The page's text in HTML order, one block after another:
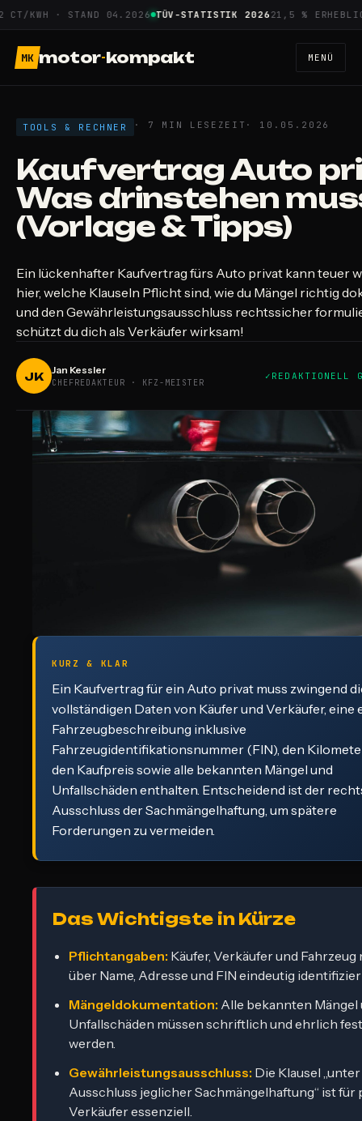
Zum
Inhalt
springen
· STAND 04.2026 TÜV-STATISTIK 202621,5 % ERHEBLICHE
MK motor-kompakt MENÜ
TOOLS & RECHNER · 7 MIN LESEZEIT · 10.05.2026
Kaufvertrag Auto
Was drinstehen
(Vorlage & Tipps)
Ein lückenhafter Kaufvertrag fürs Auto privat kann teuer
hier, welche Klauseln Pflicht sind, wie du Mängel richtig
und den Gewährleistungsausschluss rechtssicher
schützt du dich als Verkäufer wirksam!
JK Jan Kessler
CHEFREDAKTEUR · KFZ-MEISTER
REDAKTIONELL
KURZ & KLAR
Ein Kaufvertrag für ein Auto privat muss zwingend
vollständigen Daten von Käufer und Verkäufer, eine
Fahrzeugbeschreibung inklusive
Fahrzeugidentifikationsnummer (FIN), den
den Kaufpreis sowie alle bekannten Mängel und
Unfallschäden enthalten. Entscheidend ist der
Ausschluss der Sachmängelhaftung, um spätere
Forderungen zu vermeiden.
Das Wichtigste in Kürze
Pflichtangaben: Käufer, Verkäufer und Fahrzeug
über Name, Adresse und FIN eindeutig
Mängeldokumentation: Alle bekannten Mängel
Unfallschäden müssen schriftlich und ehrlich
werden.
Gewährleistungsausschluss: Die Klausel „unter
Ausschluss jeglicher Sachmängelhaftung“ ist für
Verkäufer essenziell.